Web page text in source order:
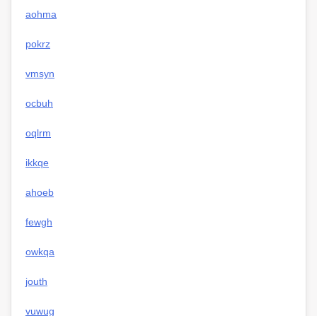
aohma
pokrz
vmsyn
ocbuh
oqlrm
ikkqe
ahoeb
fewgh
owkqa
jouth
vuwug